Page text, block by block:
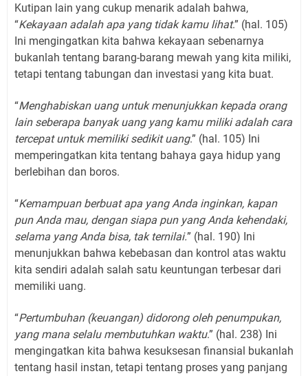
Kutipan lain yang cukup menarik adalah bahwa,
“Kekayaan adalah apa yang tidak kamu lihat.” (hal. 105)
Ini mengingatkan kita bahwa kekayaan sebenarnya
bukanlah tentang barang-barang mewah yang kita miliki,
tetapi tentang tabungan dan investasi yang kita buat.
“Menghabiskan uang untuk menunjukkan kepada orang
lain seberapa banyak uang yang kamu miliki adalah cara
tercepat untuk memiliki sedikit uang.” (hal. 105) Ini
memperingatkan kita tentang bahaya gaya hidup yang
berlebihan dan boros.
“Kemampuan berbuat apa yang Anda inginkan, kapan
pun Anda mau, dengan siapa pun yang Anda kehendaki,
selama yang Anda bisa, tak ternilai.” (hal. 190) Ini
menunjukkan bahwa kebebasan dan kontrol atas waktu
kita sendiri adalah salah satu keuntungan terbesar dari
memiliki uang.
“Pertumbuhan (keuangan) didorong oleh penumpukan,
yang mana selalu membutuhkan waktu.” (hal. 238) Ini
mengingatkan kita bahwa kesuksesan finansial bukanlah
tentang hasil instan, tetapi tentang proses yang panjang